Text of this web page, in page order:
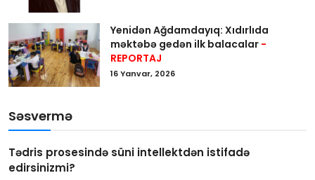
Yenidən Ağdamdayıq: Xıdırlıda
məktəbə gedən ilk balacalar -
REPORTAJ
16 Yanvar, 2026
Səsvermə
Tədris prosesində süni intellektdən istifadə
edirsinizmi?